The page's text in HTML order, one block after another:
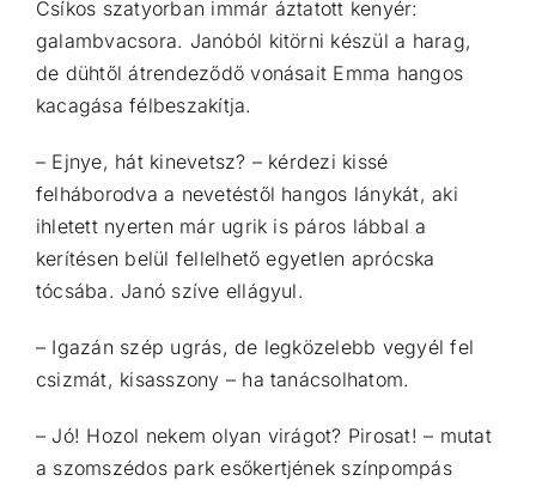
Csíkos szatyorban immár áztatott kenyér:
galambvacsora. Janóból kitörni készül a harag,
de dühtől átrendeződő vonásait Emma hangos
kacagása félbeszakítja.
– Ejnye, hát kinevetsz? – kérdezi kissé
felháborodva a nevetéstől hangos lánykát, aki
ihletett nyerten már ugrik is páros lábbal a
kerítésen belül fellelhető egyetlen aprócska
tócsába. Janó szíve ellágyul.
– Igazán szép ugrás, de legközelebb vegyél fel
csizmát, kisasszony – ha tanácsolhatom.
– Jó! Hozol nekem olyan virágot? Pirosat! – mutat
a szomszédos park esőkertjének színpompás